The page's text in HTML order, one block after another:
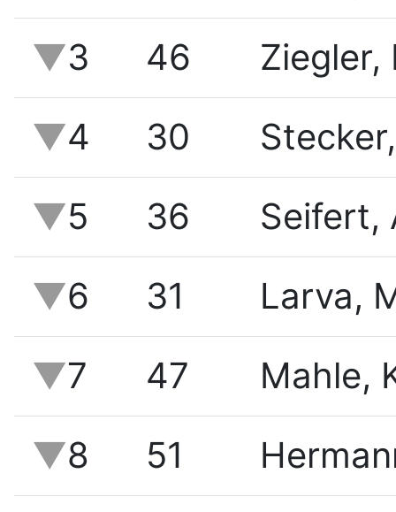
3
46
Ziegler,
4
30
5
36
Seifert,
6
31
Larva,
7
47
Mahle,
8
51